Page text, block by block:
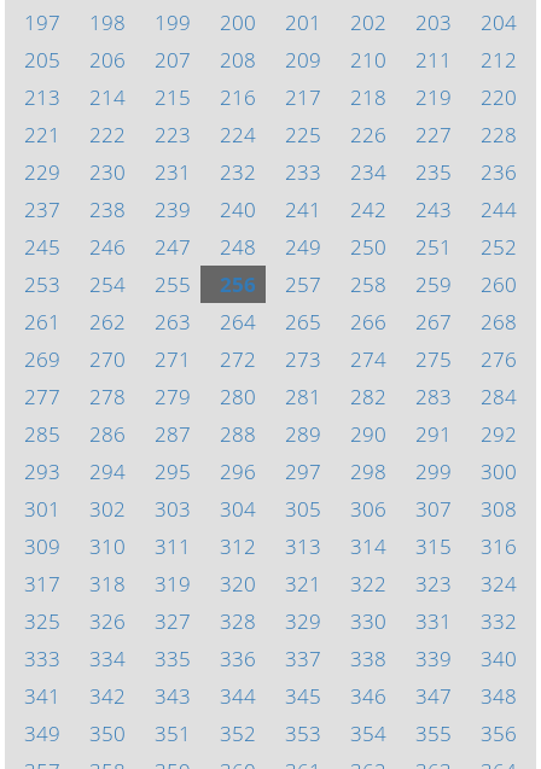
197
198 199 200 201 202 203
204
205
206 207 208 209 210 211
212
213
214 215 216 217 218 219
220
221
222 223 224 225 226 227
228
229
230 231 232 233 234 235
236
237
238 239 240 241 242 243
244
245
246 247 248 249 250 251
252
253
254 255 256 257 258 259
260
261
262 263 264 265 266 267
268
269
270 271 272 273 274 275
276
277
278 279 280 281 282 283
284
285
286 287 288 289 290 291
292
293
294 295 296 297 298 299
300
301
302 303 304 305 306 307
308
309
310 311 312 313 314 315
316
317
318 319 320 321 322 323
324
325
326 327 328 329 330 331
332
333
334 335 336 337 338 339
340
341
342 343 344 345 346 347
348
349
350 351 352 353 354 355
356